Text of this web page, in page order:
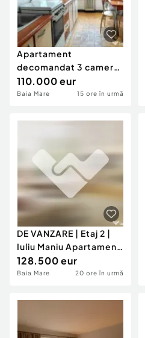
Apartament
decomandat 3 camere
etaj 3 Baia Mare
Central
110.000 eur
Baia Mare 15 ore în urmă
DE VANZARE | Etaj 2 |
Iuliu Maniu Apartament
3 camere
128.500 eur
Baia Mare 20 ore în urmă